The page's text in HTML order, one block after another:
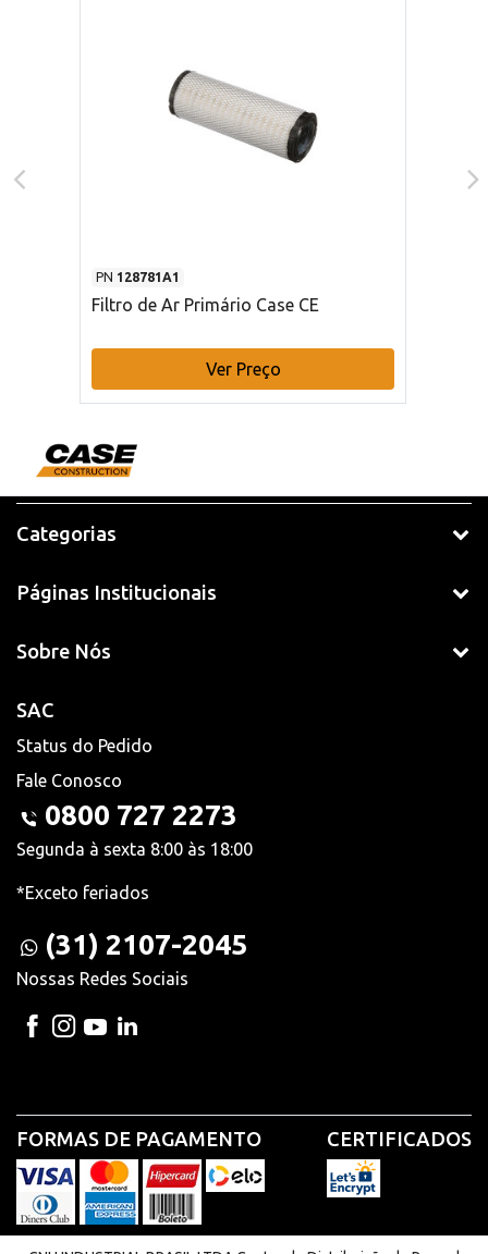
PN 128781A1
Filtro de Ar Primário Case CE
Ver Preço
Categorias
Páginas Institucionais
Sobre Nós
SAC
Status do Pedido
Fale Conosco
0800 727 2273
Segunda à sexta 8:00 às 18:00
*Exceto feriados
(31) 2107-2045
Nossas Redes Sociais
FORMAS DE PAGAMENTO CERTIFICADOS